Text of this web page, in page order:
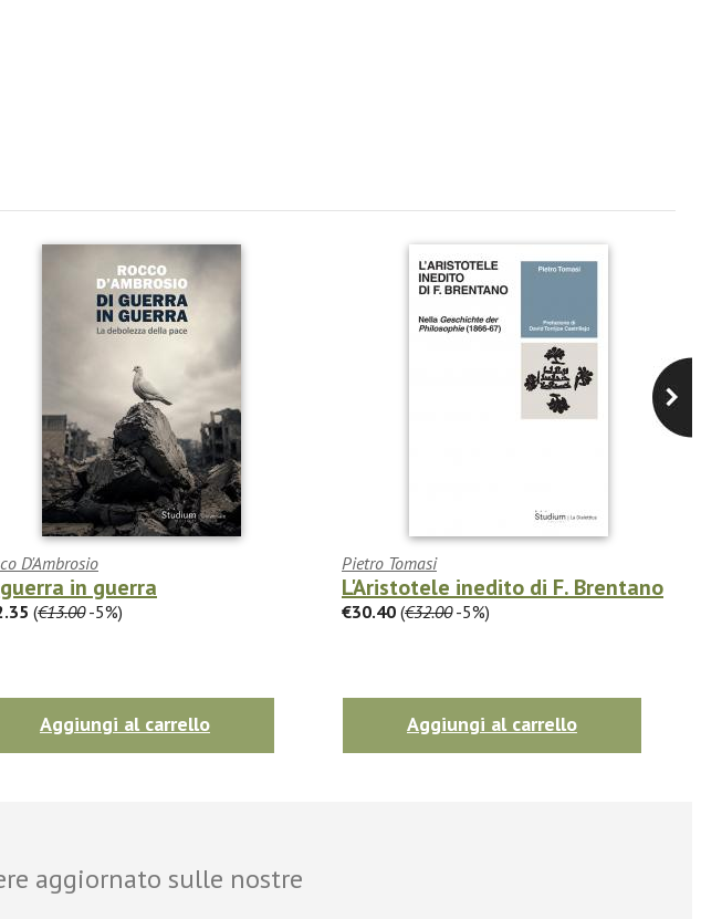
D'Ambrosio
in guerra
(€13.00-5%)
Aggiungi al carrello
Pietro Tomasi
L'Aristotele inedito di F. Brentano
€30.40 (€32.00-5%)
Aggiungi al carrello
aggiornato sulle nostre